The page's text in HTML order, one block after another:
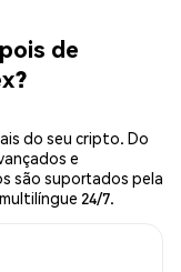
de
do seu cripto. Do
e
são suportados pela
24/7.